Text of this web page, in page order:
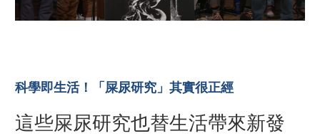
科學即生活！「屎尿研究」其實很正經
這些屎尿研究也替生活帶來新發